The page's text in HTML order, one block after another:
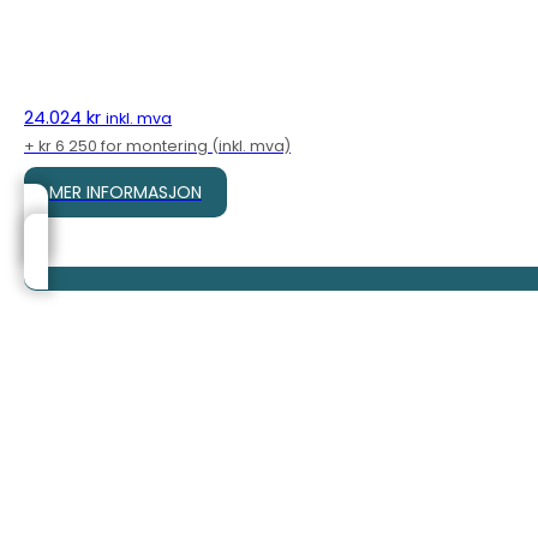
24.024 kr inkl. mva
+ kr 6 250 for montering (inkl. mva)
MER INFORMASJON